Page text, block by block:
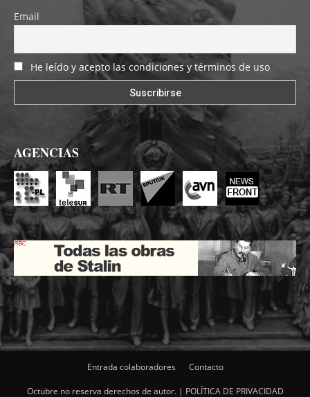
Email
He leído y acepto las condiciones y términos de uso
AGENCIAS
Entrada colaboradores Contacto
Octubre no reserva derechos de autor. | POLÍTICA DE PRIVACIDAD